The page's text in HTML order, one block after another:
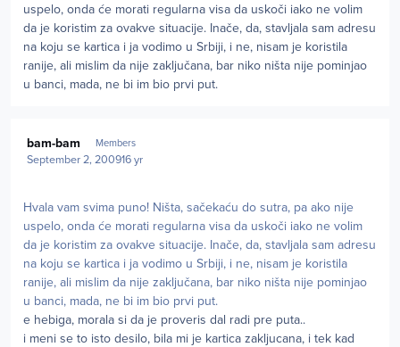
uspelo, onda će morati regularna visa da uskoči iako ne volim
da je koristim za ovakve situacije. Inače, da, stavljala sam adresu
na koju se kartica i ja vodimo u Srbiji, i ne, nisam je koristila
ranije, ali mislim da nije zaključana, bar niko ništa nije pominjao
u banci, mada, ne bi im bio prvi put.
bam-bam Members
September 2, 200916 yr
Hvala vam svima puno! Ništa, sačekaću do sutra, pa ako nije
uspelo, onda će morati regularna visa da uskoči iako ne volim
da je koristim za ovakve situacije. Inače, da, stavljala sam adresu
na koju se kartica i ja vodimo u Srbiji, i ne, nisam je koristila
ranije, ali mislim da nije zaključana, bar niko ništa nije pominjao
u banci, mada, ne bi im bio prvi put.
e hebiga, morala si da je proveris dal radi pre puta..
i meni se to isto desilo, bila mi je kartica zakljucana, i tek kad